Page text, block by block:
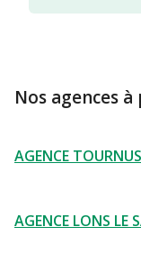
Nos agences
AGENCE TOURNUS
AGENCE LONS LE